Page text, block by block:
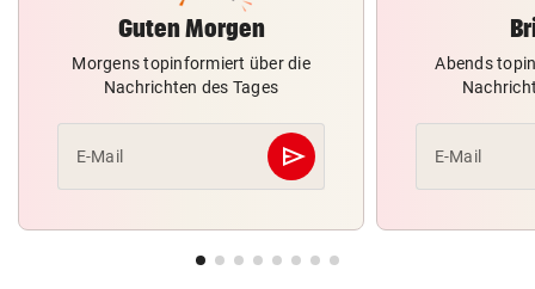
Guten Morgen
Morgens topinformiert über die
Nachrichten des Tages
E-Mail send
Abschicken
Abends
E-Mail